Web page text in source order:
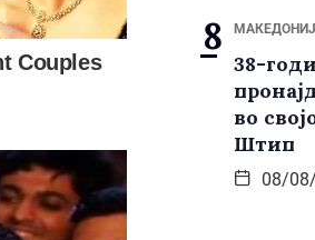
38-
во
Штип
08/